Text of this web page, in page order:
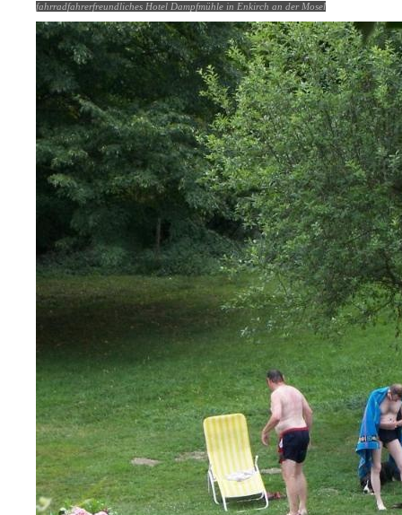
fahrradfahrerfreundliches Hotel Dampfmühle in Enkirch an der Mosel